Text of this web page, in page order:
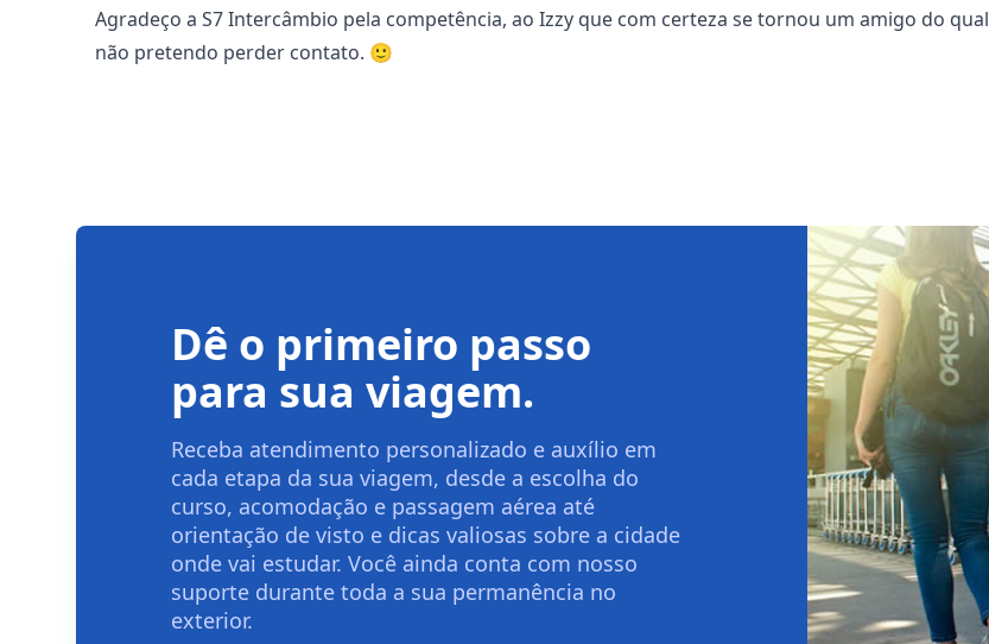
Agradeço a S7 Intercâmbio pela competência, ao Izzy que com certeza se tornou um amigo do qual
não pretendo perder contato. 🙂
Dê o primeiro passo
para sua viagem.
Receba atendimento personalizado e auxílio em
cada etapa da sua viagem, desde a escolha do
curso, acomodação e passagem aérea até
orientação de visto e dicas valiosas sobre a cidade
onde vai estudar. Você ainda conta com nosso
suporte durante toda a sua permanência no
exterior.